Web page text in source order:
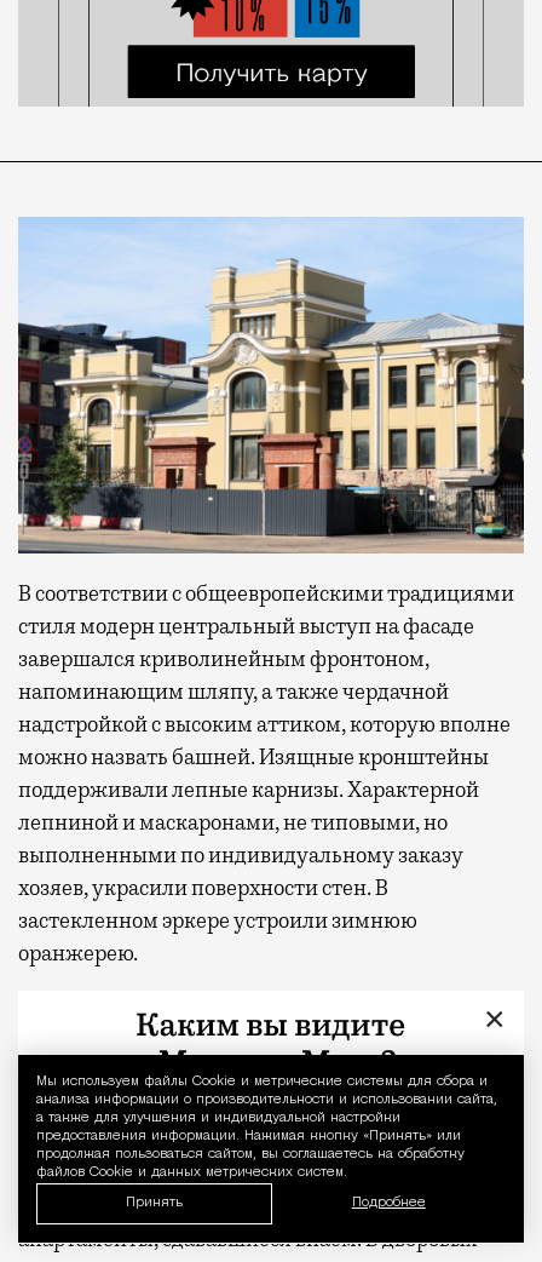
Уведомление
Мы используем файлы Сookie и метрические системы для сбора и
анализа информации о производительности и использовании сайта,
а также для улучшения и индивидуальной настройки
предоставления информации. Нажимая кнопку «Принять» или
продолжая пользоваться сайтом, вы соглашаетесь на обработку
файлов Cookie и данных метрических систем.
Принять Подробнее
В соответствии с общеевропейскими традициями
стиля модерн центральный выступ на фасаде
завершался криволинейным фронтоном,
напоминающим шляпу, а также чердачной
надстройкой с высоким аттиком, которую вполне
можно назвать башней. Изящные кронштейны
поддерживали лепные карнизы. Характерной
лепниной и маскаронами, не типовыми, но
выполненными по индивидуальному заказу
хозяев, украсили поверхности стен. В
застекленном эркере устроили зимнюю
оранжерею.
Автор проекта отвечал и за интерьер, также
обильно декорированный лепниной, мозаикой и
витражами. Дом Циммерманов был оснащен
водяным отоплением. На первом этаже
предусмотрели прачечную, кухню и даже
фотографическую комнату. Хозяева занимали
второй этаж и антресоль. В третьем находились
апартаменты, сдававшиеся внаем. В дворовых
×